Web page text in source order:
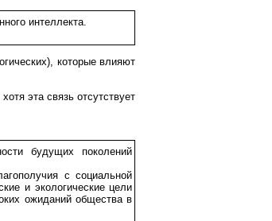
интеллекта.
которые влияют
эта связь отсутствует
будущих поколений
с социальной
и экологические цели
ожиданий общества в